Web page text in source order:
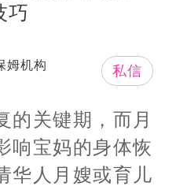
巧
姆机构 私信
的关键期，而月
响宝妈的身体恢
华人月嫂或育儿